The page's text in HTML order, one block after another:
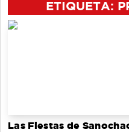
ETIQUETA:
Las Fiestas de